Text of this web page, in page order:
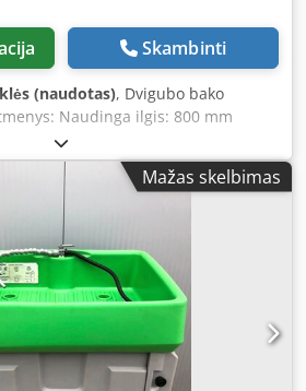
Skambinti
(naudotas), Dvigubo bako
Naudinga ilgis: 800 mm
Naudingas aukštis: 400 mm
kg Bako talpa: a) Skalbimo bakas:
Aqrokr b) Skalavimo bakas: 1100
Mažas skelbimas